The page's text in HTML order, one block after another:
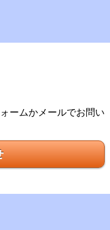
ームかメールでお問い